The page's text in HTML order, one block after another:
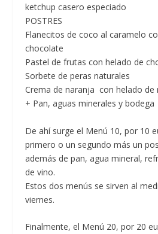
ketchup casero especiado
POSTRES
Flanecitos de coco al caramelo
chocolate
Pastel de frutas con helado de
Sorbete de peras naturales
Crema de naranja con helado de
+ Pan, aguas minerales y bodega
De ahí surge el Menú 10, por 10
primero o un segundo más un
además de pan, agua mineral,
de vino.
Estos dos menús se sirven al
viernes.
Finalmente, el Menú 20, por 20